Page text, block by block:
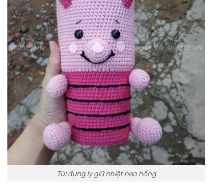
Túi đựng ly giữ nhiệt heo hồng